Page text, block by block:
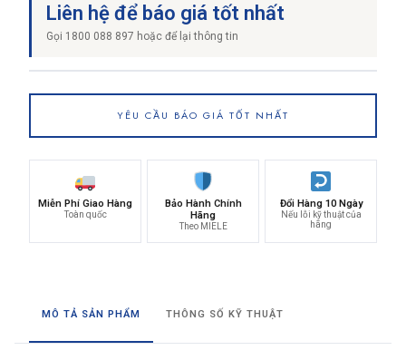
Liên hệ để báo giá tốt nhất
Gọi 1800 088 897 hoặc để lại thông tin
YÊU CẦU BÁO GIÁ TỐT NHẤT
Miễn Phí Giao Hàng
Toàn quốc
Bảo Hành Chính
Hãng
Theo MIELE
Đổi Hàng 10 Ngày
Nếu lỗi kỹ thuật của
hãng
MÔ TẢ SẢN PHẨM THÔNG SỐ KỸ THUẬT